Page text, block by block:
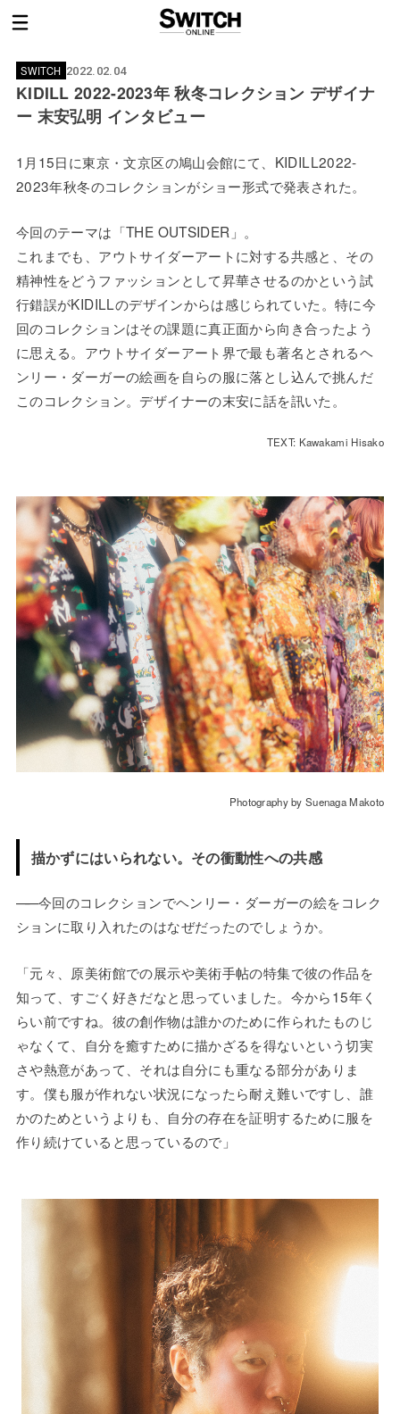
SWITCH 2022.02.04
KIDILL 2022-2023年 秋冬コレクション デザイナ
ー 末安弘明 インタビュー
1月15日に東京・文京区の鳩山会館にて、KIDILL2022-
2023年秋冬のコレクションがショー形式で発表された。
今回のテーマは「THE OUTSIDER」。
これまでも、アウトサイダーアートに対する共感と、その
精神性をどうファッションとして昇華させるのかという試
行錯誤がKIDILLのデザインからは感じられていた。特に今
回のコレクションはその課題に真正面から向き合ったよう
に思える。アウトサイダーアート界で最も著名とされるヘ
ンリー・ダーガーの絵画を自らの服に落とし込んで挑んだ
このコレクション。デザイナーの末安に話を訊いた。
TEXT: Kawakami Hisako
Photography by Suenaga Makoto
描かずにはいられない。その衝動性への共感
——今回のコレクションでヘンリー・ダーガーの絵をコレク
ションに取り入れたのはなぜだったのでしょうか。
「元々、原美術館での展示や美術手帖の特集で彼の作品を
知って、すごく好きだなと思っていました。今から15年く
らい前ですね。彼の創作物は誰かのために作られたものじ
ゃなくて、自分を癒すために描かざるを得ないという切実
さや熱意があって、それは自分にも重なる部分がありま
す。僕も服が作れない状況になったら耐え難いですし、誰
かのためというよりも、自分の存在を証明するために服を
作り続けていると思っているので」